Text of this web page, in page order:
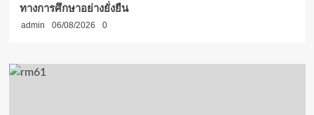
ทางการศึกษาอย่างยั่งยืน
admin 06/08/2026 0